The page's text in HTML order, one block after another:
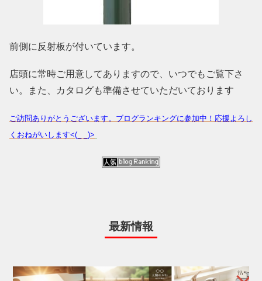
前側に反射板が付いています。
店頭に常時ご用意してありますので、いつでもご覧下さ
い。また、カタログも準備させていただいております
ご訪問ありがとうございます。ブログランキングに参加中！応援よろし
くおねがいします<(_ _)>
最新情報